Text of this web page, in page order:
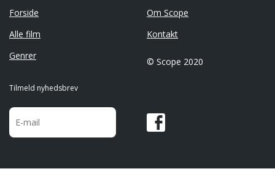
Forside
Alle film
Genrer
Om Scope
Kontakt
© Scope 2020
Tilmeld nyhedsbrev